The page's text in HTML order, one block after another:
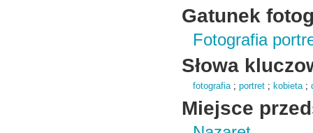
Gatunek
Fotografia
Słowa
fotografia;portret ; kobieta;
Miejsce